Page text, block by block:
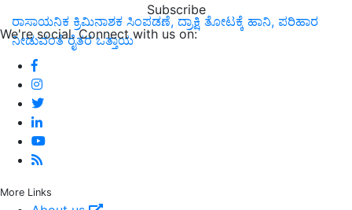
Subscribe
We're social. Connect with us on:
More Links
ರಾಸಾಯನಿಕ ಕ್ರಿಮಿನಾಶಕ ಸಿಂಪಡಣೆ, ದ್ರಾಕ್ಷಿ ತೋಟಕ್ಕೆ ಹಾನಿ, ಪರಿಹಾರ
ನೀಡುವಂತೆ ರೈತರ ಒತ್ತಾಯ